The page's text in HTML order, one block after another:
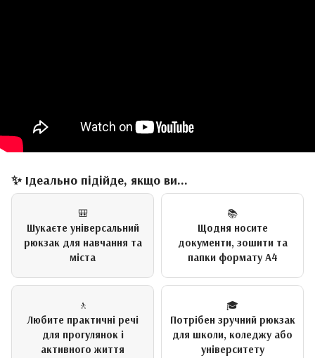
✨ Ідеально підійде, якщо ви...
🎒
Шукаєте універсальний
рюкзак для навчання та
міста
📚
Щодня носите
документи, зошити та
папки формату А4
🚶
Любите практичні речі
для прогулянок і
активного життя
🎓
Потрібен зручний рюкзак
для школи, коледжу або
університету